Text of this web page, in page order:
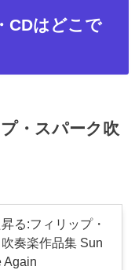
CDはどこで
・スパーク吹
る:フィリップ・
奏楽作品集 Sun
Again